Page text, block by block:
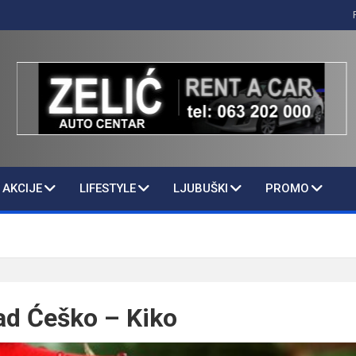
LIFESTYLE LJUBUŠKI PROMO
Ćeško – Kiko